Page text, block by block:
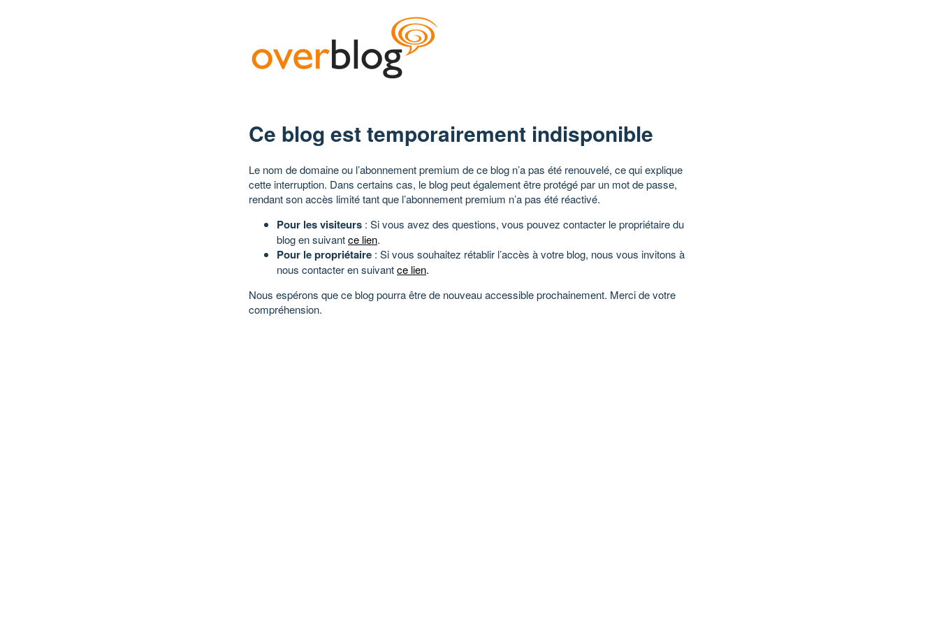
Ce blog est temporairement indisponible
Le nom de domaine ou l’abonnement premium de ce blog n’a pas été renouvelé, ce qui explique
cette interruption. Dans certains cas, le blog peut également être protégé par un mot de passe,
rendant son accès limité tant que l’abonnement premium n’a pas été réactivé.
Pour les visiteurs : Si vous avez des questions, vous pouvez contacter le propriétaire du
blog en suivantce lien.
Pour le propriétaire : Si vous souhaitez rétablir l’accès à votre blog, nous vous invitons à
nous contacter en suivantce lien.
Nous espérons que ce blog pourra être de nouveau accessible prochainement. Merci de votre
compréhension.